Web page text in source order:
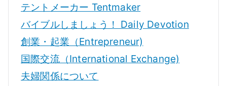
テントメーカー Tentmaker
バイブルしましょう！ Daily Devotion
創業・起業（Entrepreneur)
国際交流（International Exchange)
夫婦関係について